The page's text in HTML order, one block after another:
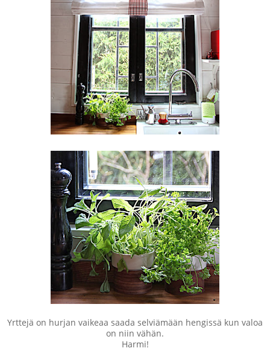
Yrttejä on hurjan vaikeaa saada selviämään hengissä kun valoa
on niin vähän.
Harmi!